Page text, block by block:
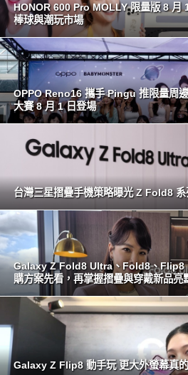
HONOR 600 Pro MOLLY 限量版 8 月
棒球與潮玩市場
OPPO Reno16 攜手 Pingu 推限量周
大賽 8 月 1 日登場
台灣三星摺疊手機策略曝光 Z Fold8
Galaxy Z Fold8 Ultra、Fold8、Flip8
購方案先看，再掌握摺疊與穿戴新品亮
Galaxy Z Flip8 動手玩 更大外螢幕真